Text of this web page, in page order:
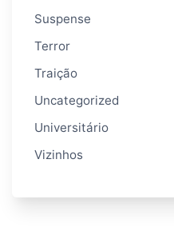
Suspense
Terror
Traição
Uncategorized
Universitário
Vizinhos